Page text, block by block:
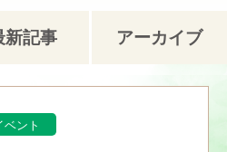
新記事 アーカイブ
ベント